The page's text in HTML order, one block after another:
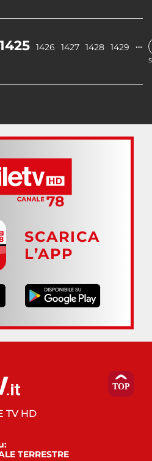
1425 1426 1427 1428 1429 …
SCARICA
L’APP
TV HD
TERRESTRE